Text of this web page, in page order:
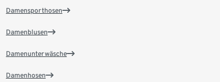
Damensporthosen
Damenblusen
Damenunterwäsche
Damenhosen